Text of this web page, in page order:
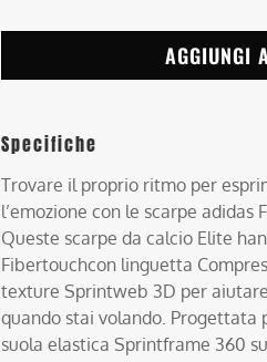
AGGIUNGI
Specifiche
Trovare il proprio ritmo per
l’emozione con le scarpe
Queste scarpe da calcio Elite
Fibertouchcon linguetta
texture Sprintweb 3D per
quando stai volando. Progettata
suola elastica Sprintframe 360